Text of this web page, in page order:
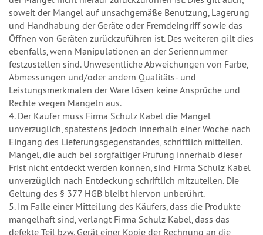
soweit der Mangel auf unsachgemäße Benutzung, Lagerung
und Handhabung der Geräte oder Fremdeingriff sowie das
Öffnen von Geräten zurückzuführen ist. Des weiteren gilt dies
ebenfalls, wenn Manipulationen an der Seriennummer
festzustellen sind. Unwesentliche Abweichungen von Farbe,
Abmessungen und/oder andern Qualitäts- und
Leistungsmerkmalen der Ware lösen keine Ansprüche und
Rechte wegen Mängeln aus.
4. Der Käufer muss Firma Schulz Kabel die Mängel
unverzüglich, spätestens jedoch innerhalb einer Woche nach
Eingang des Lieferungsgegenstandes, schriftlich mitteilen.
Mängel, die auch bei sorgfältiger Prüfung innerhalb dieser
Frist nicht entdeckt werden können, sind Firma Schulz Kabel
unverzüglich nach Entdeckung schriftlich mitzuteilen. Die
Geltung des § 377 HGB bleibt hiervon unberührt.
5. Im Falle einer Mitteilung des Käufers, dass die Produkte
mangelhaft sind, verlangt Firma Schulz Kabel, dass das
defekte Teil bzw. Gerät einer Kopie der Rechnung an die